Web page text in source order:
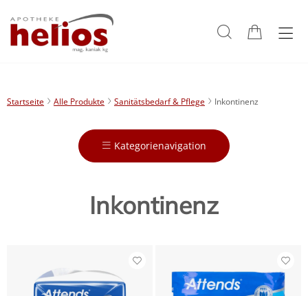
Startseite Alle Produkte Sanitätsbedarf & Pflege Inkontinenz
Kategorienavigation
Inkontinenz